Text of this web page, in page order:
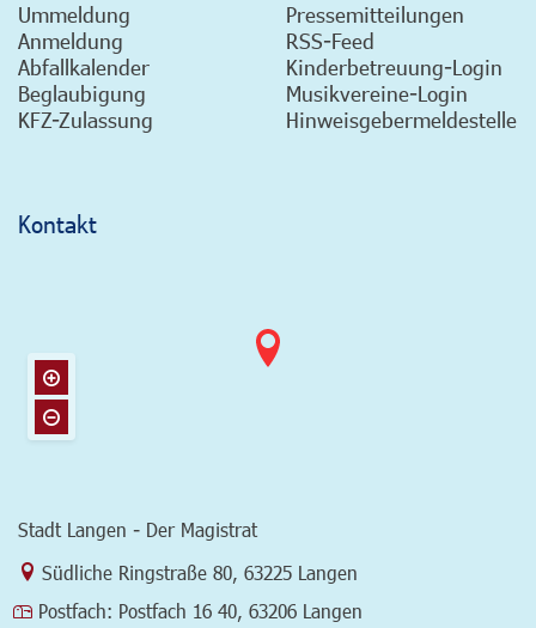
Ummeldung
Anmeldung
Abfallkalender
Beglaubigung
KFZ-Zulassung
Pressemitteilungen
RSS-Feed
Kinderbetreuung-Login
Musikvereine-Login
Hinweisgebermeldestelle
Kontakt
Stadt Langen - Der Magistrat
Link zur Google-Maps Navigation
Südliche Ringstraße 80, 63225 Langen
Postfach: Postfach 16 40, 63206 Langen